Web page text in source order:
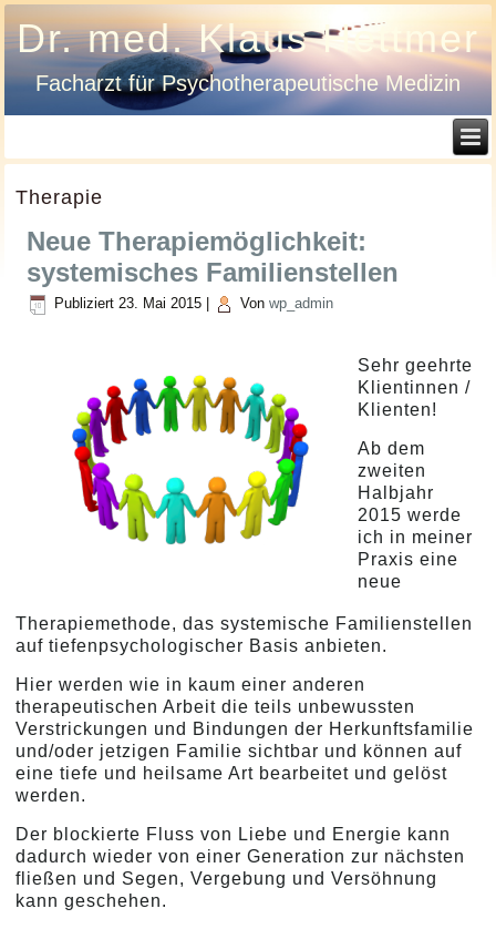
Dr. med. Klaus Hettmer
Facharzt für Psychotherapeutische Medizin
Therapie
Neue Therapiemöglichkeit:
systemisches Familienstellen
Publiziert 23. Mai 2015 Von wp_admin
Sehr geehrte
Klientinnen /
Klienten!
Ab dem
zweiten
Halbjahr
2015 werde
ich in meiner
Praxis eine
neue
Therapiemethode, das systemische Familienstellen
auf tiefenpsychologischer Basis anbieten.
Hier werden wie in kaum einer anderen
therapeutischen Arbeit die teils unbewussten
Verstrickungen und Bindungen der Herkunftsfamilie
und/oder jetzigen Familie sichtbar und können auf
eine tiefe und heilsame Art bearbeitet und gelöst
werden.
Der blockierte Fluss von Liebe und Energie kann
dadurch wieder von einer Generation zur nächsten
fließen und Segen, Vergebung und Versöhnung
kann geschehen.